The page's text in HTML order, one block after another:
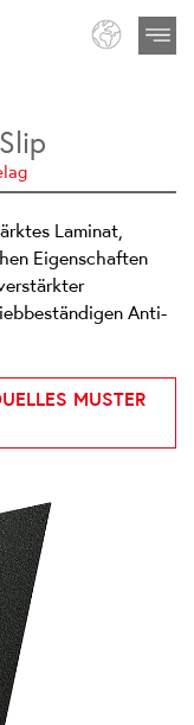
Laminat,
Eigenschaften
Anti-
MUSTER